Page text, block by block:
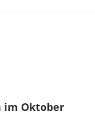
im Oktober